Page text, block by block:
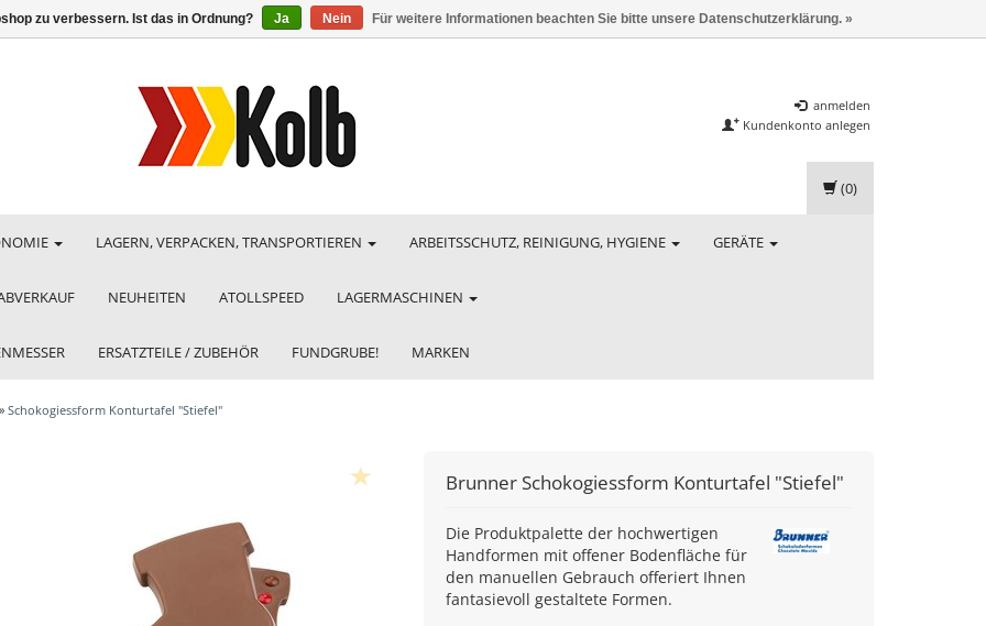
anmelden
Kundenkonto anlegen
LAGERN, VERPACKEN, TRANSPORTIEREN ARBEITSSCHUTZ, REINIGUNG, HYGIENE GERÄTE
NEUHEITEN ATOLLSPEED LAGERMASCHINEN
ERSATZTEILE / ZUBEHÖR FUNDGRUBE! MARKEN
(0)
Schokogiessform Konturtafel "Stiefel"
Brunner Schokogiessform Konturtafel "Stiefel"
Die Produktpalette der hochwertigen
Handformen mit offener Bodenfläche für
den manuellen Gebrauch offeriert Ihnen
fantasievoll gestaltete Formen.
zu verbessern. Ist das in Ordnung? Ja Nein Für weitere Informationen beachten Sie bitte unsere Datenschutzerklärung. »